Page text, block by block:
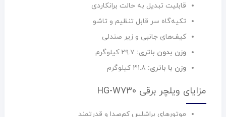
قابلیت تبدیل به حالت برانکاردی
تکیه‌گاه سر قابل تنظیم و تاشو
کیف‌های جانبی و زیر صندلی
وزن بدون باتری:
وزن با باتری:
مزایای ویلچر برقی HG-W730
موتورهای براشلس کم‌صدا و قدرتمند